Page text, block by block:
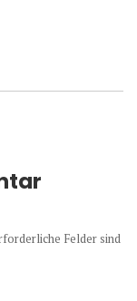
Felder sind